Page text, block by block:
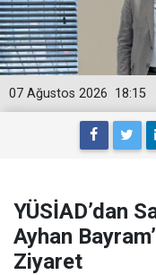
18:15
07 Ağustos 2026
YÜSİAD’dan
Ayhan
Ziyaret